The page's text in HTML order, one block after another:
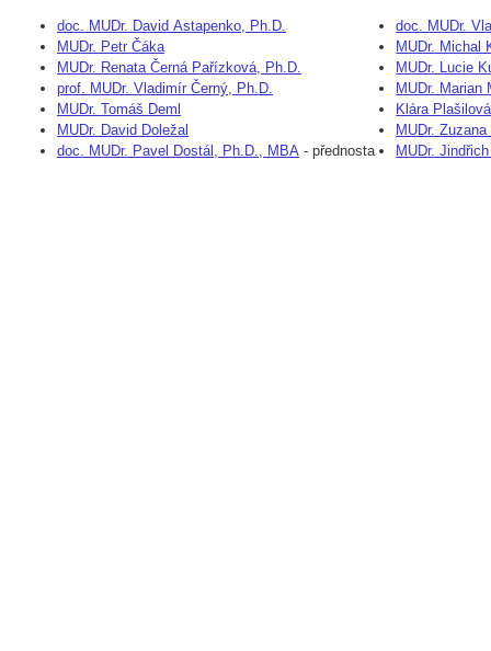
doc. MUDr. David Astapenko, Ph.D.
MUDr. Petr Čáka
MUDr. Renata Černá Pařízková, Ph.D.
prof. MUDr. Vladimír Černý, Ph.D.
MUDr. Tomáš Deml
MUDr. David Doležal
doc. MUDr. Pavel Dostál, Ph.D., MBA - přednosta
doc. MUDr.
MUDr. Michal
MUDr. Lucie
MUDr. Marian
Klára Plašilová
MUDr.
MUDr.